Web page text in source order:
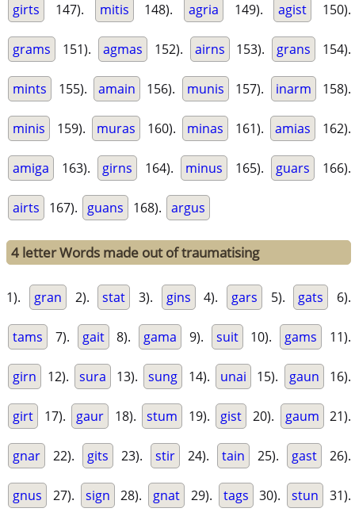
girts 147). mitis 148). agria 149). agist 150).
grams 151). agmas 152). airns 153). grans 154).
mints 155). amain 156). munis 157). inarm 158).
minis 159). muras 160). minas 161). amias 162).
amiga 163). girns 164). minus 165). guars 166).
airts 167). guans 168). argus
4 letter Words made out of traumatising
1). gran 2). stat 3). gins 4). gars 5). gats 6).
tams 7). gait 8). gama 9). suit 10). gams 11).
girn 12). sura 13). sung 14). unai 15). gaun 16).
girt 17). gaur 18). stum 19). gist 20). gaum 21).
gnar 22). gits 23). stir 24). tain 25). gast 26).
gnus 27). sign 28). gnat 29). tags 30). stun 31).